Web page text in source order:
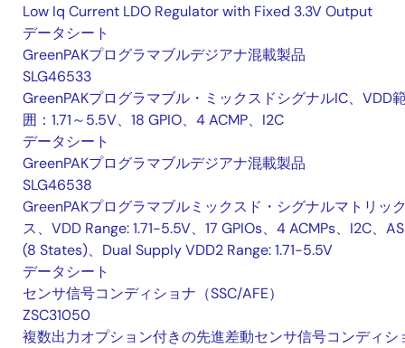
Low Iq Current LDO Regulator with Fixed 3.3V Output
データシート
GreenPAKプログラマブルデジアナ混載製品
SLG46533
GreenPAKプログラマブル・ミックスドシグナルIC、VDD
囲：1.71～5.5V、18 GPIO、4 ACMP、I2C
データシート
GreenPAKプログラマブルデジアナ混載製品
SLG46538
GreenPAKプログラマブルミックスド・シグナルマトリッ
ス、VDD Range: 1.71-5.5V、17 GPIOs、4 ACMPs、I2C、
(8 States)、Dual Supply VDD2 Range: 1.71-5.5V
データシート
センサ信号コンディショナ（SSC/AFE）
ZSC31050
複数出力オプション付きの先進差動センサ信号コンディシ